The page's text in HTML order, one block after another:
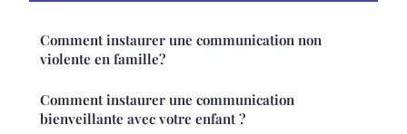
Comment instaurer une communication non
violente en famille?
Comment instaurer une communication
bienveillante avec votre enfant ?